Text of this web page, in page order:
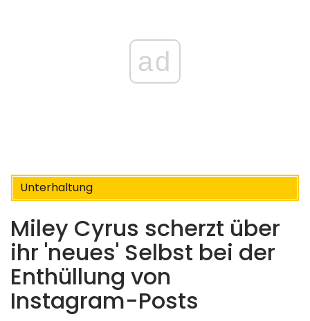
ad
Unterhaltung
Miley Cyrus scherzt über
ihr 'neues' Selbst bei der
Enthüllung von
Instagram-Posts